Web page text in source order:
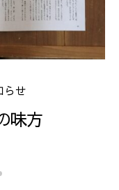
らせ
味方